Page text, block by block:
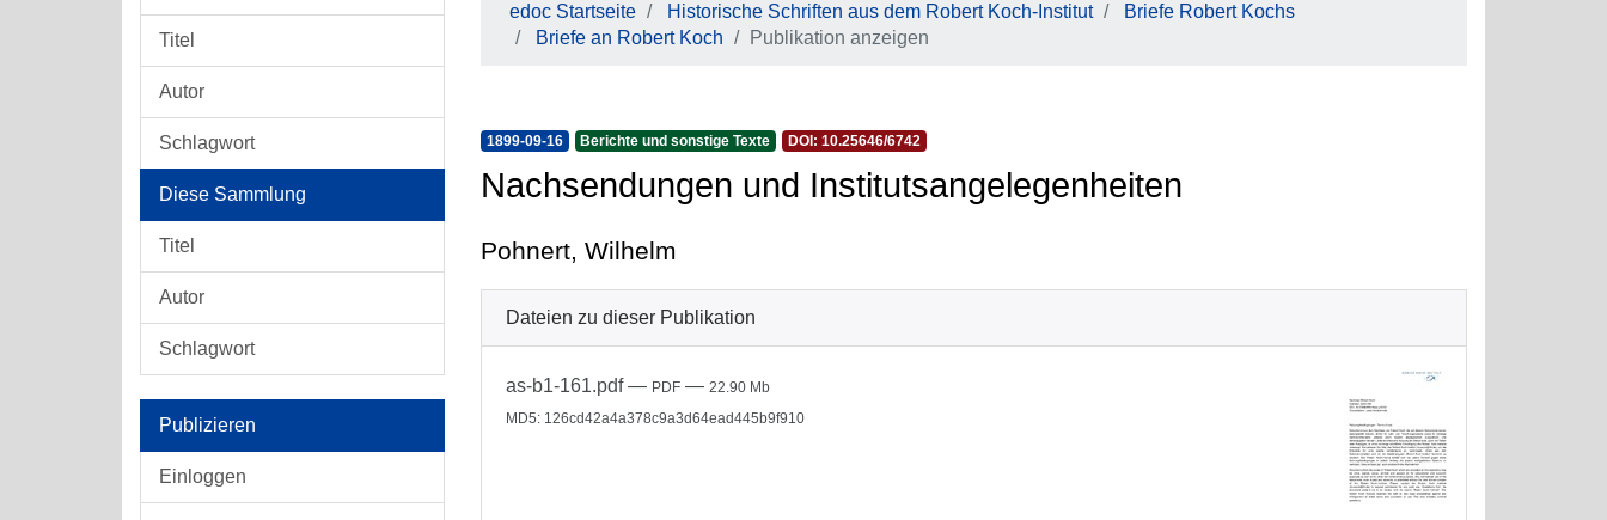
Titel
Autor
Schlagwort
Diese Sammlung
Titel
Autor
Schlagwort
Publizieren
Einloggen
edoc Startseite Historische Schriften aus dem Robert Koch-Institut
Briefe Robert Kochs
Briefe an Robert Koch
Publikation anzeigen
1899-09-16 Berichte und sonstige Texte DOI: 10.25646/6742
Nachsendungen und Institutsangelegenheiten
Pohnert, Wilhelm
Dateien zu dieser Publikation
as-b1-161.pdf— PDF — 22.90 Mb
MD5: 126cd42a4a378c9a3d64ead445b9f910